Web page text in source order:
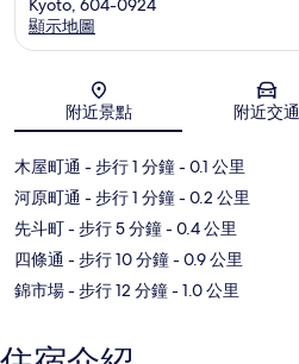
Kyoto, 604-0924
顯示地圖
附近景點 附近交通
木屋町通 - 步行 1 分鐘- 0.1 公里
河原町通 - 步行 1 分鐘- 0.2 公里
先斗町- 步行 5 分鐘- 0.4 公里
四條通 - 步行 10 分鐘- 0.9 公里
錦市場- 步行 12 分鐘- 1.0 公里